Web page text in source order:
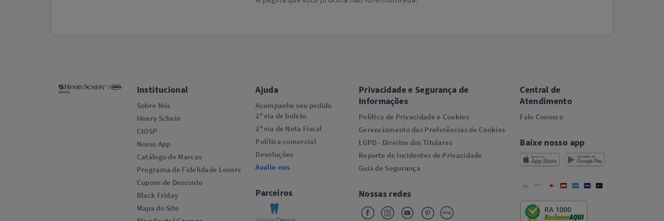
Institucional
Sobre Nós
Henry Schein
CIOSP
Nosso App
Catálogo de Marcas
Programa de Fidelidade Lovers​
Cupons de Desconto
Black Friday
Mapa do Site
Ajuda
Acompanhe seu pedido
2ª via de boleto
2ª via de Nota Fiscal
Política comercial
Devoluções
Avalie-nos
Parceiros
Privacidade e Segurança de
Informações
Política de Privacidade e Cookies
Gerenciamento das Preferências de Cookies
LGPD - Direitos dos Titulares
Reporte de Incidentes de Privacidade
Guia de Segurança
Nossas redes
Central de
Atendimento
Fale Conosco
Baixe nosso app
RA 1000